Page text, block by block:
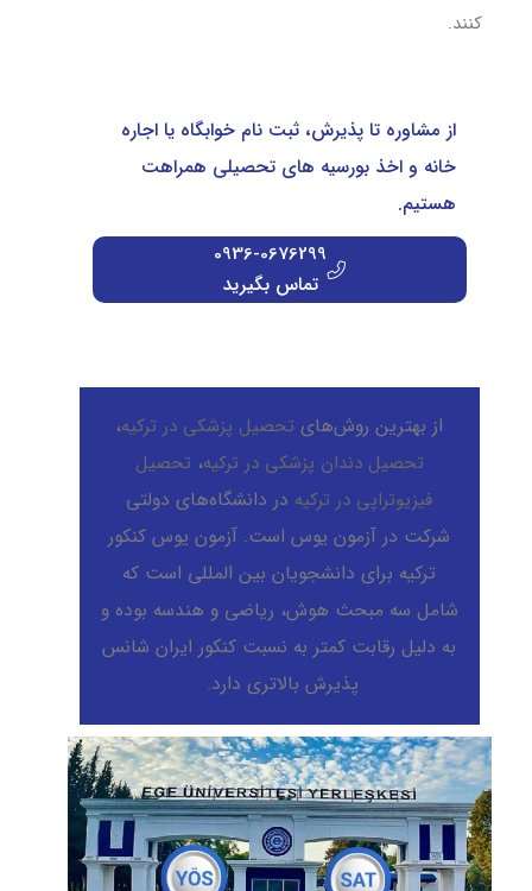
کنند.
از مشاوره تا پذیرش، ثبت نام خوابگاه یا اجاره
خانه و اخذ بورسیه های تحصیلی همراهت
هستیم.
0936-0676299
تماس بگیرید
از بهترین روش‌های تحصیل پزشکی در ترکیه،
تحصیل دندان پزشکی در ترکیه، تحصیل
فیزیوتراپی در ترکیه در دانشگاه‌های دولتی
شرکت در آزمون یوس است. آزمون یوس کنکور
ترکیه برای دانشجویان بین المللی است که
شامل سه مبحث هوش، ریاضی و هندسه بوده و
به دلیل رقابت کمتر به نسبت کنکور ایران شانس
پذیرش بالاتری دارد.